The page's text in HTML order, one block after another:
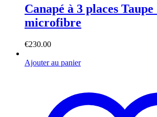
Canapé à 3 places
microfibre
€230.00
Ajouter au panier